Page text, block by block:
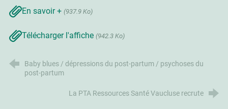
En savoir + (937.9 Ko)
Télécharger l'affiche (942.3 Ko)
Baby blues / dépressions du post-partum / psychoses du
post-partum
La PTA Ressources Santé Vaucluse recrute